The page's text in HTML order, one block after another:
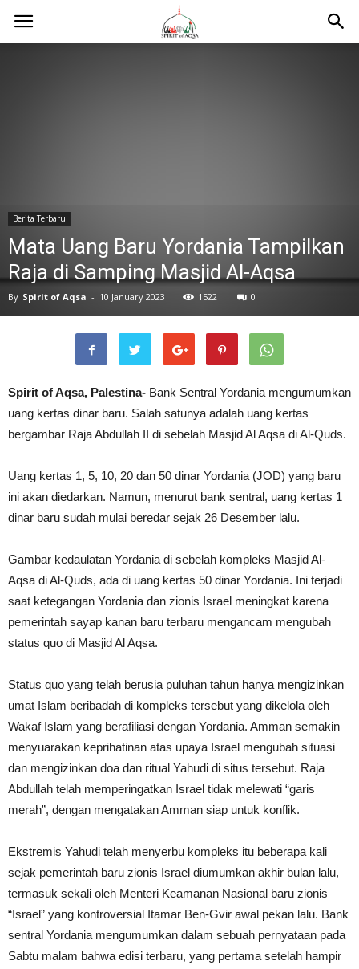
Berita Terbaru
Mata Uang Baru Yordania Tampilkan
Raja di Samping Masjid Al-Aqsa
By Spirit of Aqsa - 10 January 2023 1522 0
Spirit of Aqsa, Palestina- Bank Sentral Yordania mengumumkan
uang kertas dinar baru. Salah satunya adalah uang kertas
bergambar Raja Abdullah II di sebelah Masjid Al Aqsa di Al-Quds.
Uang kertas 1, 5, 10, 20 dan 50 dinar Yordania (JOD) yang baru
ini akan diedarkan. Namun, menurut bank sentral, uang kertas 1
dinar baru sudah mulai beredar sejak 26 Desember lalu.
Gambar kedaulatan Yordania di sebelah kompleks Masjid Al-
Aqsa di Al-Quds, ada di uang kertas 50 dinar Yordania. Ini terjadi
saat ketegangan Yordania dan zionis Israel meningkat karena
pemerintah sayap kanan baru terbaru mengancam mengubah
status quo di Masjid Al Aqsa.
Status quo yang telah berusia puluhan tahun hanya mengizinkan
umat Islam beribadah di kompleks tersebut yang dikelola oleh
Wakaf Islam yang berafiliasi dengan Yordania. Amman semakin
menyuarakan keprihatinan atas upaya Israel mengubah situasi
dan mengizinkan doa dan ritual Yahudi di situs tersebut. Raja
Abdullah telah memperingatkan Israel tidak melewati “garis
merah”, dengan mengatakan Amman siap untuk konflik.
Ekstremis Yahudi telah menyerbu kompleks itu beberapa kali
sejak pemerintah baru zionis Israel diumumkan akhir bulan lalu,
termasuk sekali oleh Menteri Keamanan Nasional baru zionis
“Israel” yang kontroversial Itamar Ben-Gvir awal pekan lalu. Bank
sentral Yordania mengumumkan dalam sebuah pernyataan pada
Sabtu malam bahwa edisi terbaru, yang pertama setelah hampir